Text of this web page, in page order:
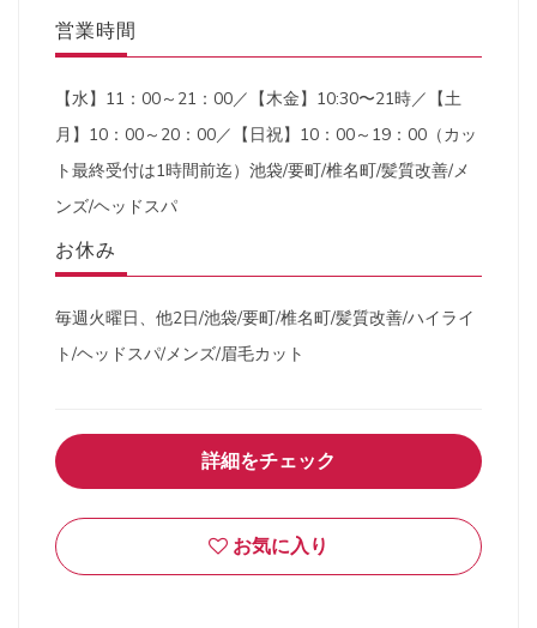
営業時間
【水】11：00～21：00／【木金】10:30〜21時／【土
月】10：00～20：00／【日祝】10：00～19：00（カッ
ト最終受付は1時間前迄）池袋/要町/椎名町/髪質改善/メ
ンズ/ヘッドスパ
お休み
毎週火曜日、他2日/池袋/要町/椎名町/髪質改善/ハイライ
ト/ヘッドスパ/メンズ/眉毛カット
詳細をチェック
お気に入り